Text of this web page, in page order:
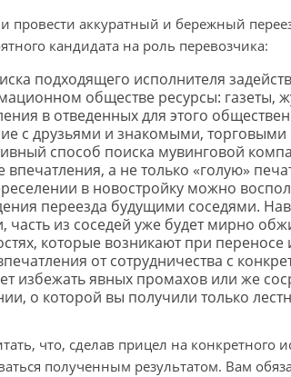
провести аккуратный и бережный
кандидата на роль перевозчика:
подходящего исполнителя
обществе ресурсы: газеты,
в отведенных для этого
с друзьями и знакомыми,
способ поиска мувинговой
впечатления, а не только «голую»
в новостройку можно
переезда будущими соседями.
часть из соседей уже будет мирно
которые возникают при
от сотрудничества с
избежать явных промахов или же
о которой вы получили только
что, сделав прицел на конкретного
полученным результатом. Вам